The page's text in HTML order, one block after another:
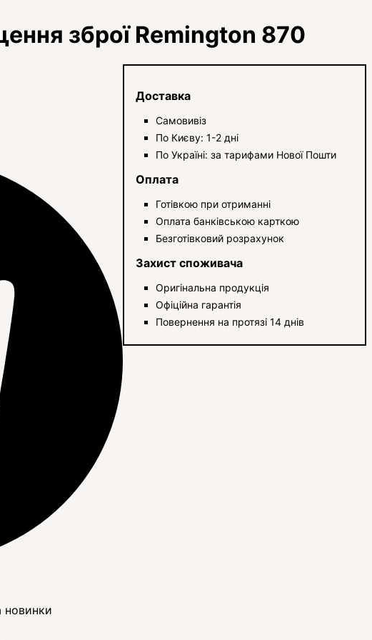
зброї Remington 870
новинки
Доставка
Самовивіз
По Києву: 1-2 дні
По Україні: за тарифами Нової Пошти
Оплата
Готівкою при отриманні
Оплата банківською карткою
Безготівковий розрахунок
Захист споживача
Оригінальна продукція
Офіційна гарантія
Повернення на протязі 14 днів